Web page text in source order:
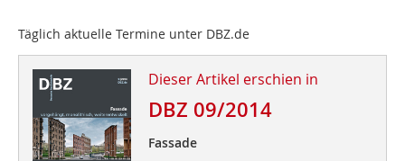
Täglich aktuelle Termine unter DBZ.de
Dieser Artikel erschien in
DBZ 09/2014
Fassade